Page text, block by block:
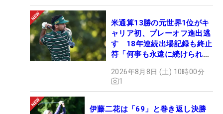
米通算13勝の元世界1位がキ
ャリア初、プレーオフ進出逃
す 18年連続出場記録も終止
符「何事も永遠に続けられな
2026年8月8日 (土) 10時00分
1
伊藤二花は「69」と巻き返し決勝